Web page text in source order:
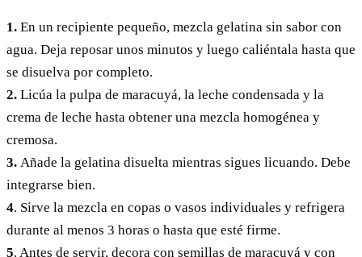
1. En un recipiente pequeño, mezcla gelatina sin sabor con
agua. Deja reposar unos minutos y luego caliéntala hasta que
se disuelva por completo.
2. Licúa la pulpa de maracuyá, la leche condensada y la
crema de leche hasta obtener una mezcla homogénea y
cremosa.
3. Añade la gelatina disuelta mientras sigues licuando. Debe
integrarse bien.
4. Sirve la mezcla en copas o vasos individuales y refrigera
durante al menos 3 horas o hasta que esté firme.
5. Antes de servir, decora con semillas de maracuyá y con